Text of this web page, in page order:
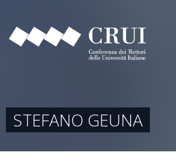
STEFANO GEUNA